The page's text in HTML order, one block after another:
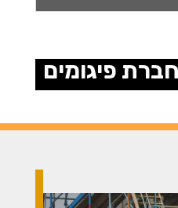
פיגומים